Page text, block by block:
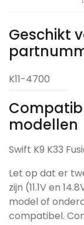
Geschikt
K11-4700
modellen
Swift K9 K33
Let op dat er
zijn (11.1V en
model of
compatibel.